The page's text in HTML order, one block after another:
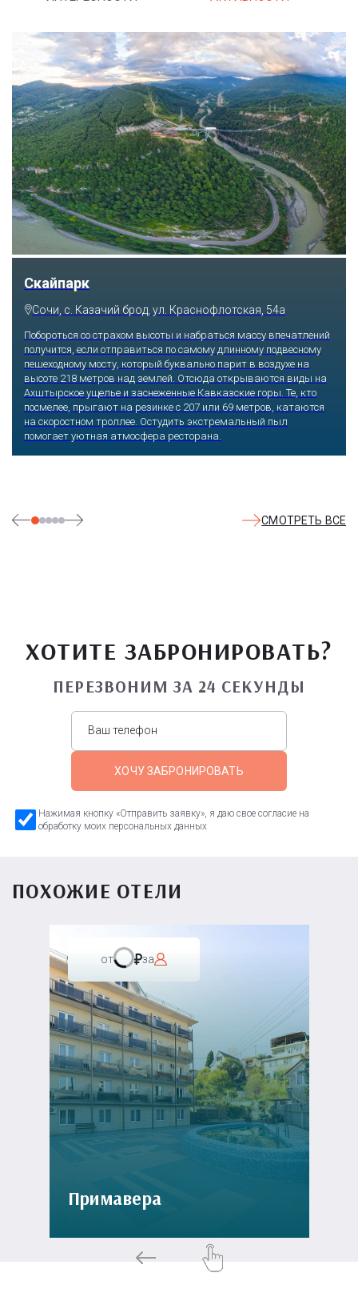
Скайпарк
Сочи, с. Казачий брод, ул. Краснофлотская, 54а
Побороться со страхом высоты и набраться массу впечатлений
получится, если отправиться по самому длинному подвесному
пешеходному мосту, который буквально парит в воздухе на
высоте 218 метров над землей. Отсюда открываются виды на
Ахштырское ущелье и заснеженные Кавказские горы. Те, кто
посмелее, прыгают на резинке с 207 или 69 метров, катаются
на скоростном троллее. Остудить экстремальный пыл
помогает уютная атмосфера ресторана.
СМОТРЕТЬ ВСЕ
ХОТИТЕ ЗАБРОНИРОВАТЬ?
ПЕРЕЗВОНИМ ЗА 24 СЕКУНДЫ
ХОЧУ ЗАБРОНИРОВАТЬ
Нажимая кнопку «Отправить заявку», я даю свое согласие на
обработку моих персональных данных
ПОХОЖИЕ ОТЕЛИ
от за
Примавера